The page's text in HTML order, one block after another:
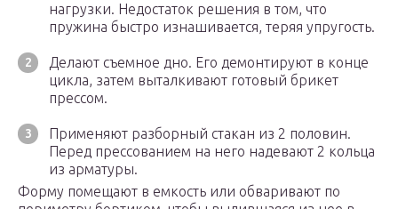
нагрузки. Недостаток решения в том, что
пружина быстро изнашивается, теряя упругость.
Делают съемное дно. Его демонтируют в конце
цикла, затем выталкивают готовый брикет
прессом.
Применяют разборный стакан из 2 половин.
Перед прессованием на него надевают 2 кольца
из арматуры.
Форму помещают в емкость или обваривают по